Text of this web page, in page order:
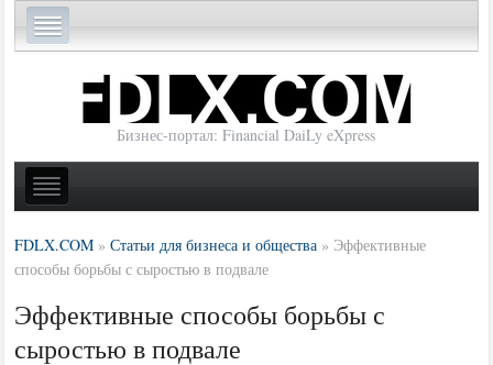
Бизнес-портал: Financial DaiLy eXpress
FDLX.COM »Статьи для бизнеса и общества » Эффективные
способы борьбы с сыростью в подвале
Эффективные способы борьбы с
сыростью в подвале